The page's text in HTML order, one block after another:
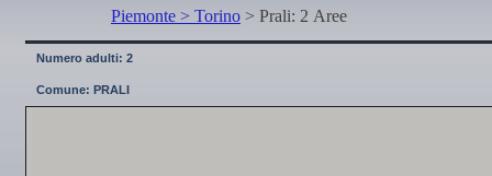
Numero adulti: 2
Comune: PRALI
Piemonte > Torino > Prali: 2 Aree